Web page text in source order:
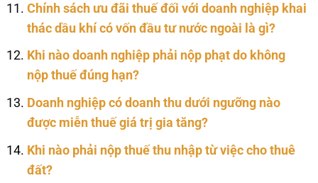
Chính sách ưu đãi thuế đối với doanh nghiệp khai
thác dầu khí có vốn đầu tư nước ngoài là gì?
Khi nào doanh nghiệp phải nộp phạt do không
nộp thuế đúng hạn?
Doanh nghiệp có doanh thu dưới ngưỡng nào
được miễn thuế giá trị gia tăng?
Khi nào phải nộp thuế thu nhập từ việc cho thuê
đất?